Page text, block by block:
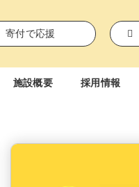
寄付で応援
施設概要 採用情報